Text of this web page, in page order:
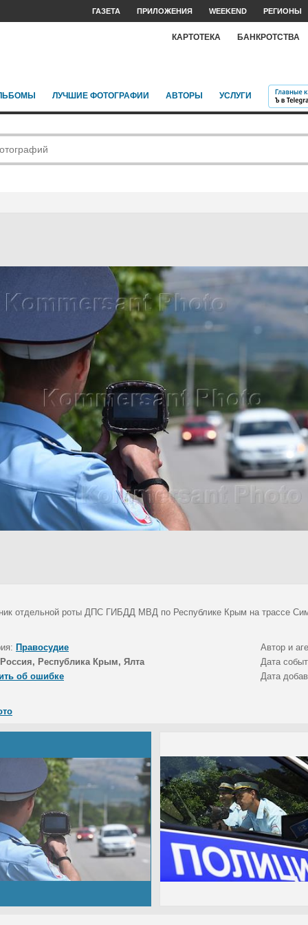
ГАЗЕТА ПРИЛОЖЕНИЯ WEEKEND РЕГИОНЫ
КАРТОТЕКА БАНКРОТСТВА
ЛУЧШИЕ ФОТОГРАФИИ АВТОРЫ УСЛУГИ
отдельной роты ДПС ГИБДД МВД по Республике Крым на трассе
Правосудие
Автор и
Россия, Республика Крым, Ялта
Дата
об ошибке
Дата